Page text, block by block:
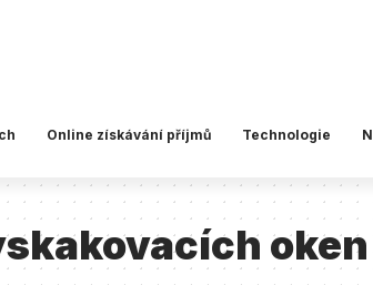
Online získávání příjmů Technologie
oken